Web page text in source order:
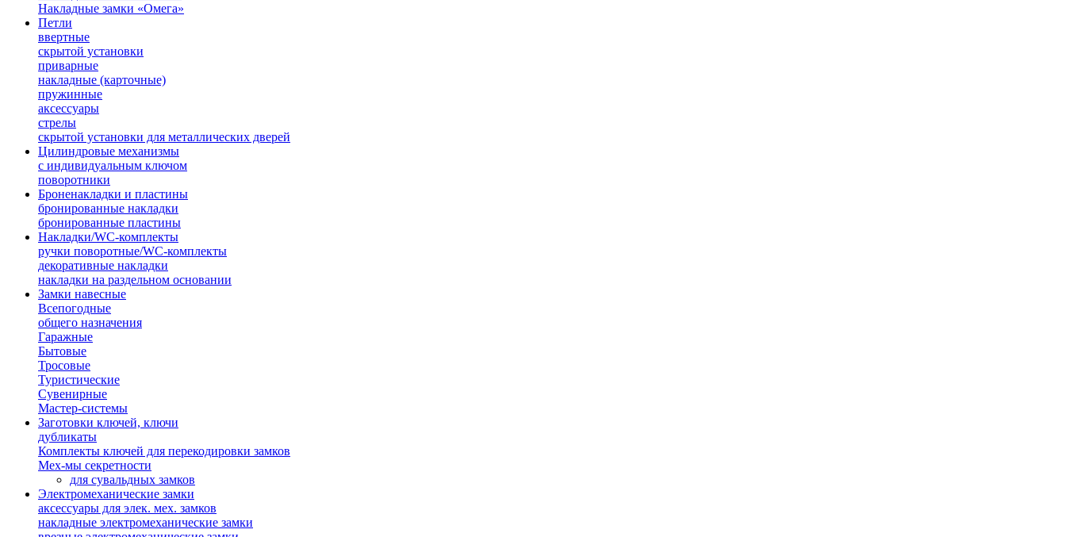
Накладные замки «Омега»
Петли
ввертные
скрытой установки
приварные
накладные (карточные)
пружинные
аксессуары
стрелы
скрытой установки для металлических дверей
Цилиндровые механизмы
с индивидуальным ключом
поворотники
Броненакладки и пластины
бронированные накладки
бронированные пластины
Накладки/WC-комплекты
ручки поворотные/WC-комплекты
декоративные накладки
накладки на раздельном основании
Замки навесные
Всепогодные
общего назначения
Гаражные
Бытовые
Тросовые
Туристические
Сувенирные
Мастер-системы
Заготовки ключей, ключи
дубликаты
Комплекты ключей для перекодировки замков
Мех-мы секретности
для сувальдных замков
Электромеханические замки
аксессуары для элек. мех. замков
накладные электромеханические замки